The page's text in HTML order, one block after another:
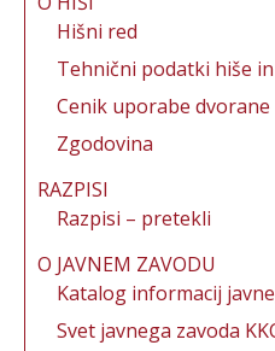
Hišni red
Tehnični podatki hiše
Cenik uporabe dvorane
Zgodovina
RAZPISI
Razpisi – pretekli
O JAVNEM ZAVODU
Katalog informacij
Svet javnega zavoda